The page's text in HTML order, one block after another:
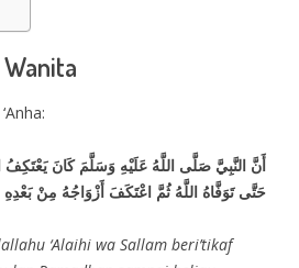
أَنَّ النَّبِيَّ صَلَّى اللَّهُ عَلَيْهِ وَسَلَّمَ كَانَ
حَتَّى تَوَفَّاهُ اللَّهُ ثُمَّ اعْتَكَفَ أَزْوَاجُهُ مِنْ بَعْدِهِ
‘Alaihi wa Sallam beri’tikaf